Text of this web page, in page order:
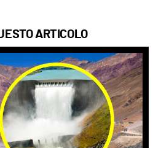
ARTICOLO